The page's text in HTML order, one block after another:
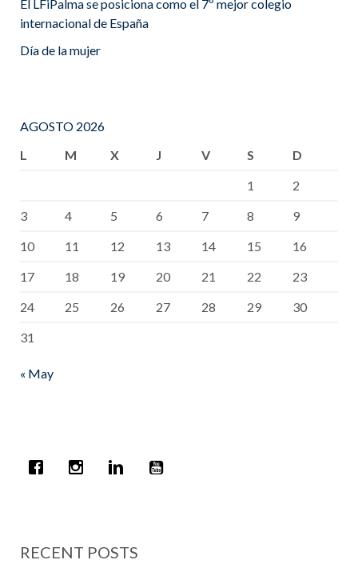
El LFiPalma se posiciona como el 7º mejor colegio
internacional de España
Día de la mujer
AGOSTO 2026
L
M X J V S
D
1
2
3
4 5 6 7 8
9
10
11 12 13 14 15
16
17
18 19 20 21 22
23
24
25 26 27 28 29
30
31
« May
RECENT POSTS